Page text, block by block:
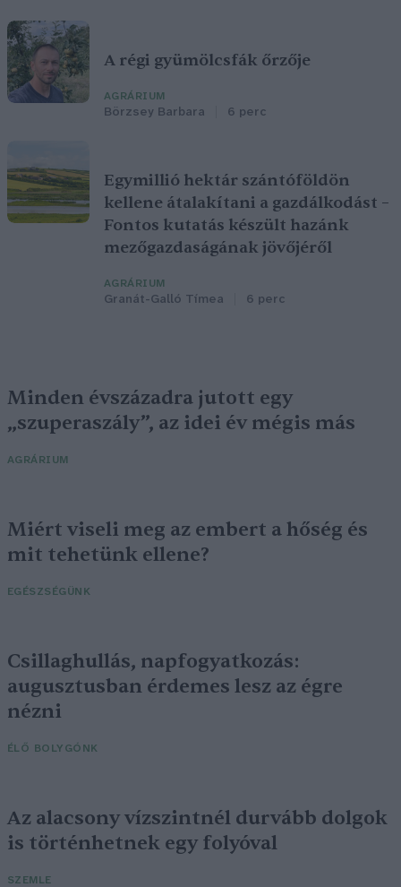
A régi gyümölcsfák őrzője
AGRÁRIUM
Börzsey Barbara 6 perc
Egymillió hektár szántóföldön
kellene átalakítani a gazdálkodást –
Fontos kutatás készült hazánk
mezőgazdaságának jövőjéről
AGRÁRIUM
Granát-Galló Tímea 6 perc
Minden évszázadra jutott egy
„szuperaszály”, az idei év mégis más
AGRÁRIUM
Miért viseli meg az embert a hőség és
mit tehetünk ellene?
EGÉSZSÉGÜNK
Csillaghullás, napfogyatkozás:
augusztusban érdemes lesz az égre
nézni
ÉLŐ BOLYGÓNK
Az alacsony vízszintnél durvább dolgok
is történhetnek egy folyóval
SZEMLE